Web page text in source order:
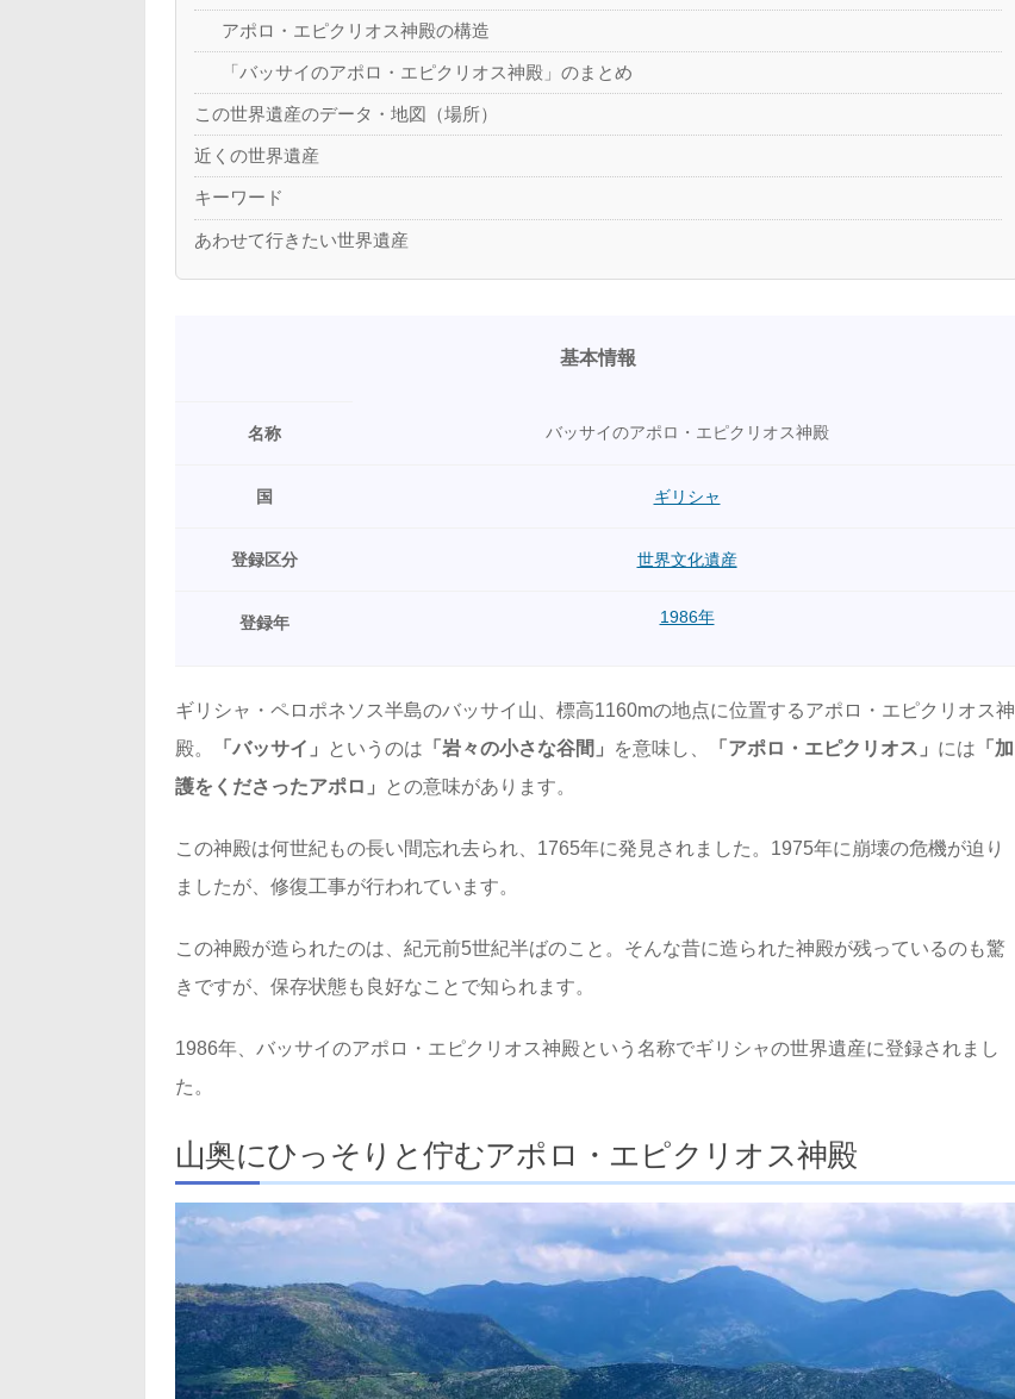
アポロ・エピクリオス神殿の構造
「バッサイのアポロ・エピクリオス神殿」のまとめ
この世界遺産のデータ・地図（場所）
近くの世界遺産
キーワード
あわせて行きたい世界遺産
基本情報
名称 バッサイのアポロ・エピクリオス神殿
国 ギリシャ
登録区分 世界文化遺産
登録年 1986年
ギリシャ・ペロポネソス半島のバッサイ山、標高1160mの地点に位置するアポロ・エピクリオス神
殿。
「バッサイ」 というのは 「岩々の小さな谷間」 を意味し、 「アポロ・エピクリオス」 には 「加
護をくださったアポロ」
との意味があります。
この神殿は何世紀もの長い間忘れ去られ、1765年に発見されました。1975年に崩壊の危機が迫り
ましたが、修復工事が行われています。
この神殿が造られたのは、紀元前5世紀半ばのこと。そんな昔に造られた神殿が残っているのも驚
きですが、保存状態も良好なことで知られます。
1986年、バッサイのアポロ・エピクリオス神殿という名称でギリシャの世界遺産に登録されまし
た。
山奥にひっそりと佇むアポロ・エピクリオス神殿